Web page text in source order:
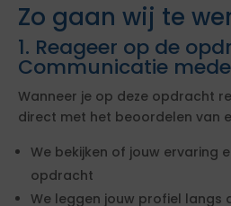
Zo gaan wij te
1. Reageer op de
Communicatie
Wanneer je op deze opdracht
direct met het beoordelen van
We bekijken of jouw ervaring
opdracht
We leggen jouw profiel langs